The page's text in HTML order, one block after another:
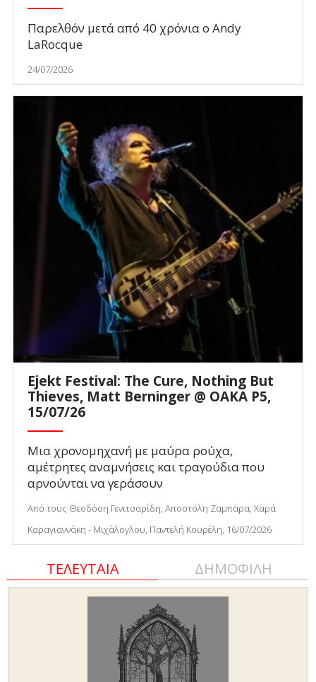
Παρελθόν μετά από 40 χρόνια ο Andy
LaRocque
24/07/2026
Ejekt Festival: The Cure, Nothing But
Thieves, Matt Berninger @ ΟΑΚΑ P5,
15/07/26
Μια χρονομηχανή με μαύρα ρούχα,
αμέτρητες αναμνήσεις και τραγούδια που
αρνούνται να γεράσουν
Από τους Θεοδόση Γενιτσαρίδη, Αποστόλη Ζαμπάρα, Χαρά
Καραγιαννάκη - Μιχάλογλου, Παντελή Κουρέλη, 16/07/2026
ΤΕΛΕΥΤΑΙΑ ΔΗΜΟΦΙΛΗ